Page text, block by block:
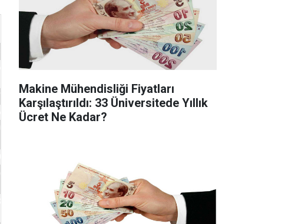
Makine Mühendisliği Fiyatları
Karşılaştırıldı: 33 Üniversitede Yıllık
Ücret Ne Kadar?